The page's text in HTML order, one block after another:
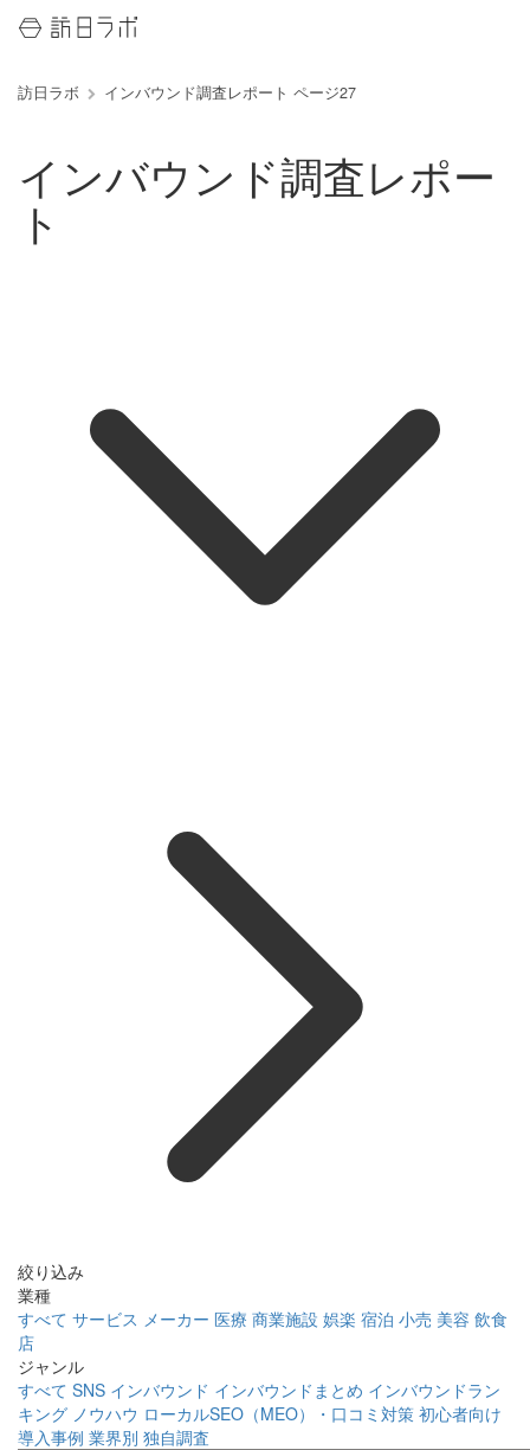
訪日ラボ インバウンド調査レポート ページ27
インバウンド調査レポー
ト
絞り込み
業種
すべて サービス メーカー 医療 商業施設 娯楽 宿泊 小売 美容 飲食
店
ジャンル
すべて SNS インバウンド インバウンドまとめ インバウンドラン
キング ノウハウ ローカルSEO（MEO）・口コミ対策 初心者向け
導入事例 業界別 独自調査